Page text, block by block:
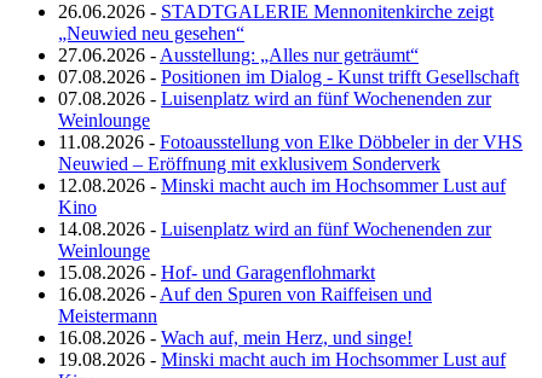
26.06.2026 - STADTGALERIE Mennonitenkirche zeigt
„Neuwied neu gesehen“
27.06.2026 - Ausstellung: „Alles nur geträumt“
07.08.2026 - Positionen im Dialog - Kunst trifft Gesellschaft
07.08.2026 - Luisenplatz wird an fünf Wochenenden zur
Weinlounge
11.08.2026 - Fotoausstellung von Elke Döbbeler in der VHS
Neuwied – Eröffnung mit exklusivem Sonderverk
12.08.2026 - Minski macht auch im Hochsommer Lust auf
Kino
14.08.2026 - Luisenplatz wird an fünf Wochenenden zur
Weinlounge
15.08.2026 - Hof- und Garagenflohmarkt
16.08.2026 - Auf den Spuren von Raiffeisen und
Meistermann
16.08.2026 - Wach auf, mein Herz, und singe!
19.08.2026 - Minski macht auch im Hochsommer Lust auf